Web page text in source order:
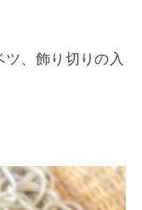
、飾り切りの入